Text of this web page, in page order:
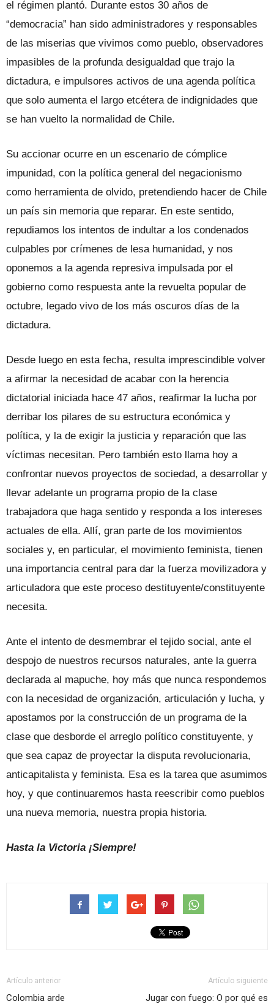
el régimen plantó. Durante estos 30 años de
“democracia” han sido administradores y responsables
de las miserias que vivimos como pueblo, observadores
impasibles de la profunda desigualdad que trajo la
dictadura, e impulsores activos de una agenda política
que solo aumenta el largo etcétera de indignidades que
se han vuelto la normalidad de Chile.
Su accionar ocurre en un escenario de cómplice
impunidad, con la política general del negacionismo
como herramienta de olvido, pretendiendo hacer de Chile
un país sin memoria que reparar. En este sentido,
repudiamos los intentos de indultar a los condenados
culpables por crímenes de lesa humanidad, y nos
oponemos a la agenda represiva impulsada por el
gobierno como respuesta ante la revuelta popular de
octubre, legado vivo de los más oscuros días de la
dictadura.
Desde luego en esta fecha, resulta imprescindible volver
a afirmar la necesidad de acabar con la herencia
dictatorial iniciada hace 47 años, reafirmar la lucha por
derribar los pilares de su estructura económica y
política, y la de exigir la justicia y reparación que las
víctimas necesitan. Pero también esto llama hoy a
confrontar nuevos proyectos de sociedad, a desarrollar y
llevar adelante un programa propio de la clase
trabajadora que haga sentido y responda a los intereses
actuales de ella. Allí, gran parte de los movimientos
sociales y, en particular, el movimiento feminista, tienen
una importancia central para dar la fuerza movilizadora y
articuladora que este proceso destituyente/constituyente
necesita.
Ante el intento de desmembrar el tejido social, ante el
despojo de nuestros recursos naturales, ante la guerra
declarada al mapuche, hoy más que nunca respondemos
con la necesidad de organización, articulación y lucha, y
apostamos por la construcción de un programa de la
clase que desborde el arreglo político constituyente, y
que sea capaz de proyectar la disputa revolucionaria,
anticapitalista y feminista. Esa es la tarea que asumimos
hoy, y que continuaremos hasta reescribir como pueblos
una nueva memoria, nuestra propia historia.
Hasta la Victoria ¡Siempre!
Artículo anterior
Colombia arde
Artículo siguiente
Jugar con fuego: O por qué es